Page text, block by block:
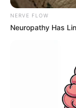
ABŞ-yə
NERVE FLOW
Neuropathy Has